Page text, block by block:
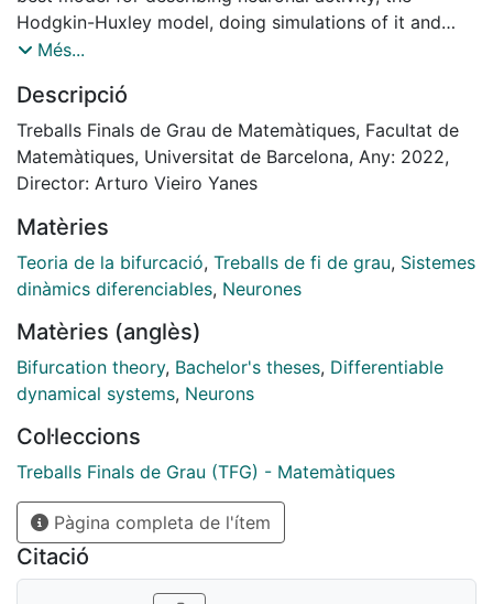
Hodgkin-Huxley model, doing simulations of it and
studying simpler models that are able to display some
FitzHugh-Nagumo, Morris-Lecar and Hindmarsh-Rose
model.
In addition, since we want to study neuron activity via
dynamical systems, we also study bursting behaviour.
bifurcations in dynamical systems affect neuron
activity, studying the bifurcations that take part in
such activity.
Més...
Descripció
Treballs Finals de Grau de Matemàtiques, Facultat de
Matemàtiques, Universitat de Barcelona, Any: 2022,
Director: Arturo Vieiro Yanes
Matèries
Teoria de la bifurcació, Treballs de fi de grau, Sistemes
dinàmics diferenciables, Neurones
Matèries (anglès)
Bifurcation theory, Bachelor's theses, Differentiable
dynamical systems, Neurons
Col·leccions
Treballs Finals de Grau (TFG) - Matemàtiques
Pàgina completa de l'ítem
Citació